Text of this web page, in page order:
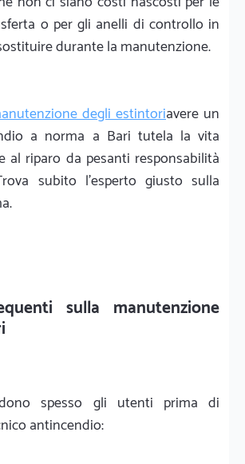
o per gli anelli di controllo in
durante la manutenzione.
degli estintoriavere un
a norma a Bari tutela la vita
al riparo da pesanti responsabilità
subito l'esperto giusto sulla
sulla manutenzione
spesso gli utenti prima di
antincendio: